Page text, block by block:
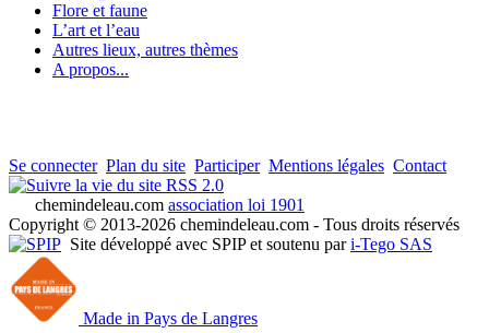
Flore et faune
L’art et l’eau
Autres lieux, autres thèmes
A propos...
Se connecter Plan du site Participer Mentions légales Contact
RSS 2.0
chemindeleau.com association loi 1901
Copyright © 2013-2026 chemindeleau.com - Tous droits réservés
Site développé avec SPIP et soutenu pari-Tego SAS
Made in Pays de Langres